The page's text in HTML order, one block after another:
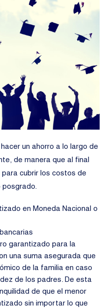
un ahorro a lo largo de
de manera que al final
cubrir los costos de
posgrado.
en Moneda Nacional o
garantizado para la
una suma asegurada que
de la familia en caso
de los padres. De esta
de que el menor
sin importar lo que